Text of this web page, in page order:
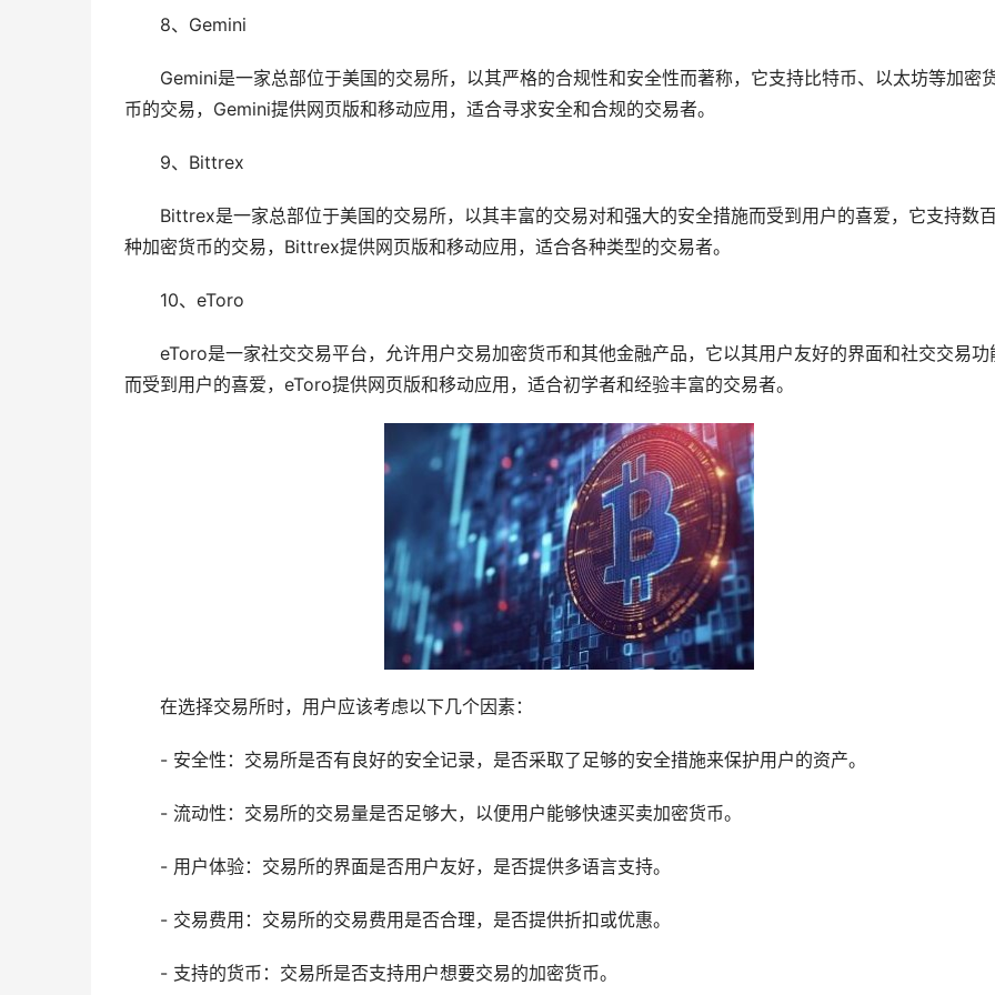
8、Gemini
Gemini是一家总部位于美国的交易所，以其严格的合规性和安全性而著称，它支持比特币、以太坊等加密
币的交易，Gemini提供网页版和移动应用，适合寻求安全和合规的交易者。
9、Bittrex
Bittrex是一家总部位于美国的交易所，以其丰富的交易对和强大的安全措施而受到用户的喜爱，它支持数百
种加密货币的交易，Bittrex提供网页版和移动应用，适合各种类型的交易者。
10、eToro
eToro是一家社交交易平台，允许用户交易加密货币和其他金融产品，它以其用户友好的界面和社交交易功
而受到用户的喜爱，eToro提供网页版和移动应用，适合初学者和经验丰富的交易者。
在选择交易所时，用户应该考虑以下几个因素：
- 安全性：交易所是否有良好的安全记录，是否采取了足够的安全措施来保护用户的资产。
- 流动性：交易所的交易量是否足够大，以便用户能够快速买卖加密货币。
- 用户体验：交易所的界面是否用户友好，是否提供多语言支持。
- 交易费用：交易所的交易费用是否合理，是否提供折扣或优惠。
- 支持的货币：交易所是否支持用户想要交易的加密货币。